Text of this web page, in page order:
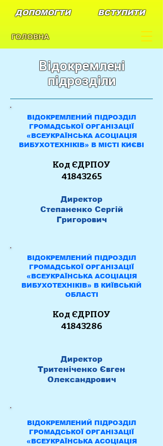
ГОЛОВНА
ДОПОМОГТИ ВСТУПИТИ
Відокремлені
підрозділи
ВІДОКРЕМЛЕНИЙ ПІДРОЗДІЛ
ГРОМАДСЬКОЇ ОРГАНІЗАЦІЇ
«ВСЕУКРАЇНСЬКА АСОЦІАЦІЯ
ВИБУХОТЕХНІКІВ» В МІСТІ КИЄВІ
Код ЄДРПОУ
41843265
Директор
Степаненко Сергій
Григорович
ВІДОКРЕМЛЕНИЙ ПІДРОЗДІЛ
ГРОМАДСЬКОЇ ОРГАНІЗАЦІЇ
«ВСЕУКРАЇНСЬКА АСОЦІАЦІЯ
ВИБУХОТЕХНІКІВ» В КИЇВСЬКІЙ
ОБЛАСТІ
Код ЄДРПОУ
41843286
Директор
Тритеніченко Євген
Олександрович
ВІДОКРЕМЛЕНИЙ ПІДРОЗДІЛ
ГРОМАДСЬКОЇ ОРГАНІЗАЦІЇ
«ВСЕУКРАЇНСЬКА АСОЦІАЦІЯ